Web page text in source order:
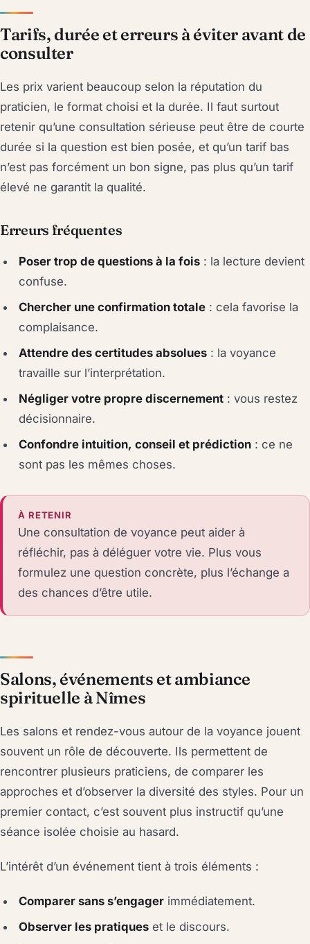
Tarifs, durée et erreurs à éviter avant de
consulter
Les prix varient beaucoup selon la réputation du
praticien, le format choisi et la durée. Il faut surtout
retenir qu’une consultation sérieuse peut être de courte
durée si la question est bien posée, et qu’un tarif bas
n’est pas forcément un bon signe, pas plus qu’un tarif
élevé ne garantit la qualité.
Erreurs fréquentes
Poser trop de questions à la fois : la lecture devient
confuse.
Chercher une confirmation totale : cela favorise la
complaisance.
Attendre des certitudes absolues : la voyance
travaille sur l’interprétation.
Négliger votre propre discernement : vous restez
décisionnaire.
Confondre intuition, conseil et prédiction : ce ne
sont pas les mêmes choses.
À RETENIR
Une consultation de voyance peut aider à
réfléchir, pas à déléguer votre vie. Plus vous
formulez une question concrète, plus l’échange a
des chances d’être utile.
Salons, événements et ambiance
spirituelle à Nîmes
Les salons et rendez-vous autour de la voyance jouent
souvent un rôle de découverte. Ils permettent de
rencontrer plusieurs praticiens, de comparer les
approches et d’observer la diversité des styles. Pour un
premier contact, c’est souvent plus instructif qu’une
séance isolée choisie au hasard.
L’intérêt d’un événement tient à trois éléments :
Comparer sans s’engager immédiatement.
Observer les pratiques et le discours.